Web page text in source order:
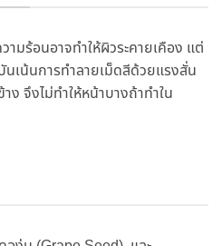
ามร้อนอาจทำให้ผิวระคายเคือง แต่
นเน้นการทำลายเม็ดสีด้วยแรงสั่น
ง จึงไม่ทำให้หน้าบางถ้าทำใน